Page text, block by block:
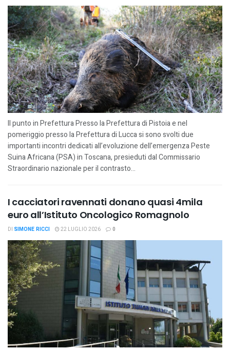
Il punto in Prefettura Presso la Prefettura di Pistoia e nel
pomeriggio presso la Prefettura di Lucca si sono svolti due
importanti incontri dedicati all’evoluzione dell’emergenza Peste
Suina Africana (PSA) in Toscana, presieduti dal Commissario
Straordinario nazionale per il contrasto...
I cacciatori ravennati donano quasi 4mila
euro all’Istituto Oncologico Romagnolo
DI SIMONE RICCI 22 LUGLIO 2026 0